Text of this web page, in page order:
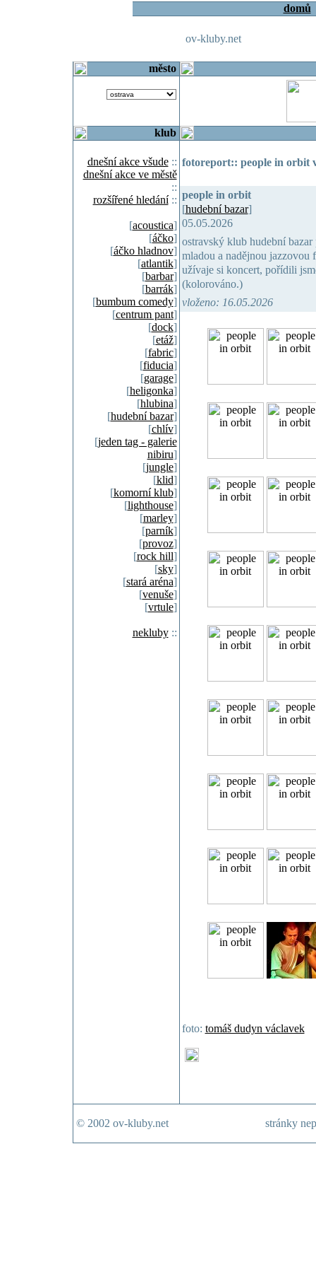
domů
ov-kluby.net
město
klub
dnešní akce všude::
dnešní akce ve městě
::
rozšířené hledání::
[acoustica]
[áčko]
[áčko hladnov]
[atlantik]
[barbar]
[barrák]
[bumbum comedy]
[centrum pant]
[dock]
[etáž]
[fabric]
[fiducia]
[garage]
[heligonka]
[hlubina]
[hudební bazar]
[chlív]
[jeden tag - galerie
nibiru]
[jungle]
[klid]
[komorní klub]
[lighthouse]
[marley]
[parník]
[provoz]
[rock hill]
[sky]
[stará aréna]
[venuše]
[vrtule]
nekluby::
fotoreport:: people in orbit
people in orbit
[hudební bazar]
05.05.2026
ostravský klub hudební
mladou a nadějnou jazzovou
užívaje si koncert, pořídili
(kolorováno.)
vloženo: 16.05.2026
foto: tomáš dudyn václavek
© 2002 ov-kluby.net stránky